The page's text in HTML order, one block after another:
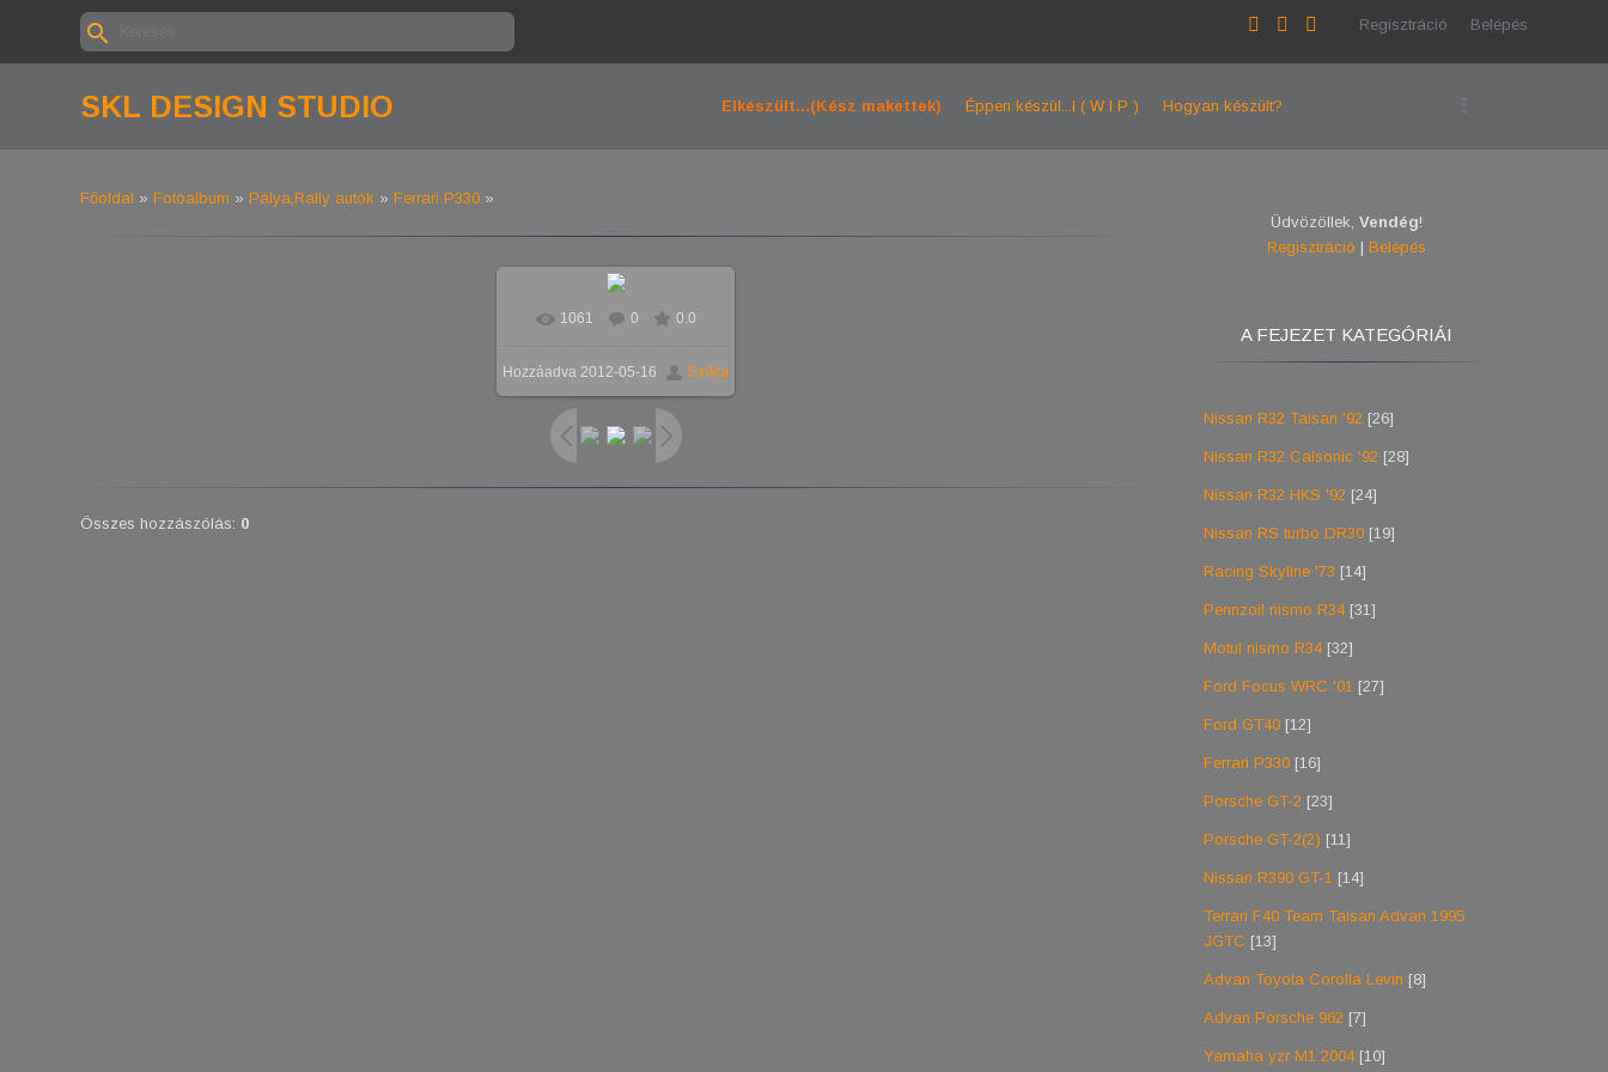
Regisztráció Belépés
SKL DESIGN STUDIO Elkészült...(Kész makettek) Éppen készül...l ( W I P ) Hogyan készült?
Főoldal » Fotóalbum » Pálya,Rally autók » Ferrari P330 »
1061 0 0.0
Hozzáadva 2012-05-16 Szikla
Összes hozzászólás: 0
Üdvözöllek,Vendég!
Regisztráció |Belépés
A FEJEZET KATEGÓRIÁI
Nissan R32 Taisan '92 [26]
Nissan R32 Calsonic '92 [28]
Nissan R32 HKS '92 [24]
Nissan RS turbo DR30 [19]
Racing Skyline '73 [14]
Pennzoil nismo R34 [31]
Motul nismo R34 [32]
Ford Focus WRC '01 [27]
Ford GT40 [12]
Ferrari P330 [16]
Porsche GT-2 [23]
Porsche GT-2(2) [11]
Nissan R390 GT-1 [14]
Terrari F40 Team Taisan Advan 1995
JGTC [13]
Advan Toyota Corolla Levin [8]
Advan Porsche 962 [7]
Yamaha yzr M1 2004 [10]